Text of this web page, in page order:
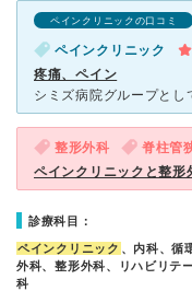
ペインクリニックの口コミ
ペインクリニック
疼痛、ペイン
整形外科 脊柱管
ペインクリニックと整形
診療科目：
ペインクリニック 、内科、循
外科、整形外科、リハビリテ
科